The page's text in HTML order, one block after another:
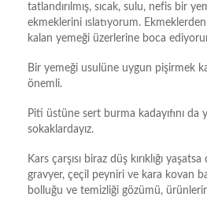
tatlandırılmış, sıcak, sulu, nefis bir
ekmeklerini ıslatıyorum.
kalan yemeği üzerlerine boca
Bir yemeği usulüne uygun pişirmek
önemli.
Piti üstüne sert burma kadayıfını da
sokaklardayız.
Kars çarşısı biraz düş kırıklığı
gravyer, çeçil peyniri ve kara kovan
bolluğu ve temizliği gözümü, ürünlerin